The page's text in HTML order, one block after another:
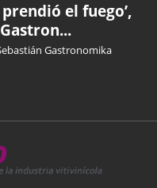
el fuego’,
Gastronomika